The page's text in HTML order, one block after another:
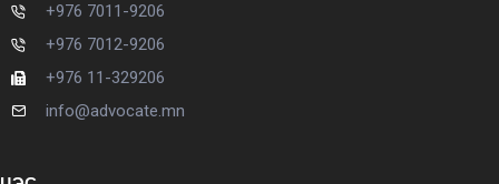
+976 7011-9206
+976 7012-9206
+976 11-329206
info@advocate.mn